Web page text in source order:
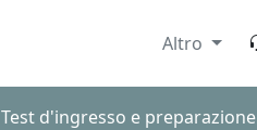
Altro
Test d'ingresso e